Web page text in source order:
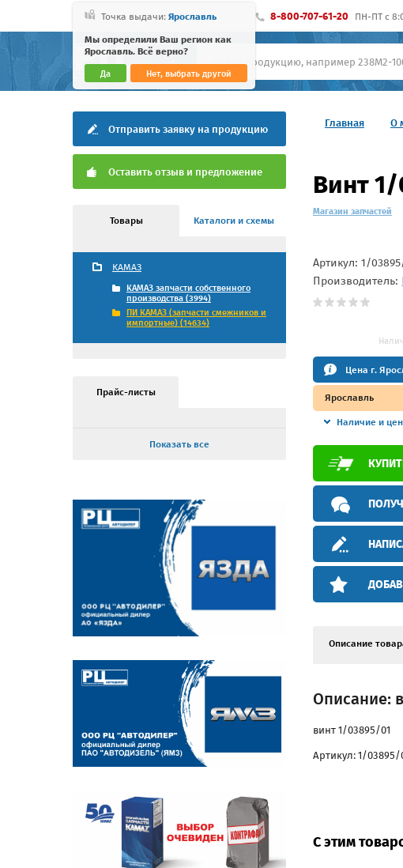
Точка выдачи: Ярославль
Мы определили Ваш регион как
Ярославль. Всё верно?
Да Нет, выбрать другой
8-800-707-61-20 ПН-ПТ c
Главная О
Отправить заявку на продукцию
Оставить отзыв и предложение
Товары Каталоги и схемы
КАМАЗ
КАМАЗ запчасти собственного
производства (3994)
ПИ КАМАЗ (запчасти смежников и
импортные) (14634)
Прайс-листы
Показать все
Винт
Магазин запчастей
Артикул: 1/
Производитель:
Цена г.
Ярославль
Наличие и
Описание
Описание:
винт 1/03895/01
Артикул: 1/03895/
С этим